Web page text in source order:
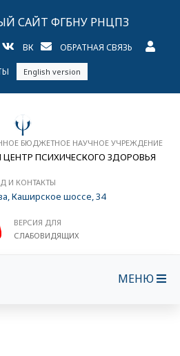
САЙТ ФГБНУ РНЦПЗ
ВК ОБРАТНАЯ СВЯЗЬ
English version
БЮДЖЕТНОЕ НАУЧНОЕ УЧРЕЖДЕНИЕ
ПСИХИЧЕСКОГО ЗДОРОВЬЯ
И КОНТАКТЫ
Каширское шоссе, 34
ВЕРСИЯ ДЛЯ
СЛАБОВИДЯЩИХ
МЕНЮ